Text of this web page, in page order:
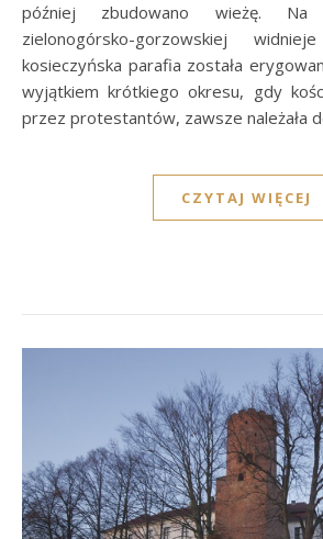
później zbudowano wieżę.
zielonogórsko-gorzowskiej
kosieczyńska parafia została
wyjątkiem krótkiego okresu, gdy
przez protestantów, zawsze należała
CZYTAJ WIĘCEJ